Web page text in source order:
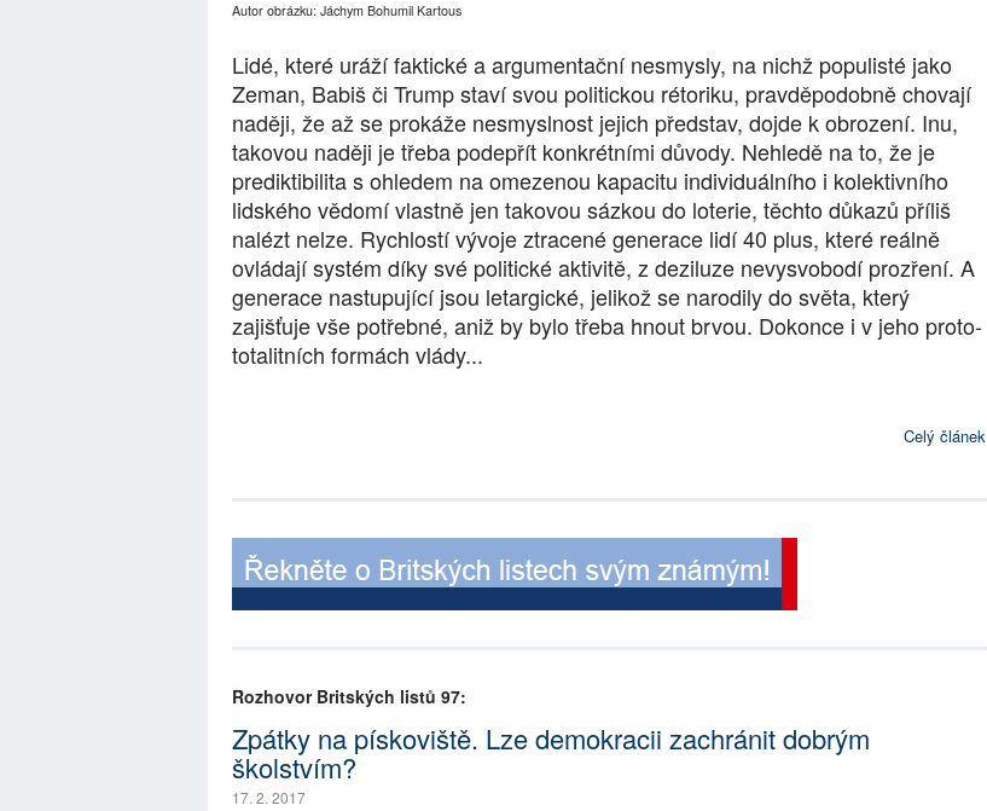
Autor obrázku: Jáchym Bohumil Kartous
Lidé, které uráží faktické a argumentační nesmysly, na nichž populisté jako
Zeman, Babiš či Trump staví svou politickou rétoriku, pravděpodobně chovají
naději, že až se prokáže nesmyslnost jejich představ, dojde k obrození. Inu,
takovou naději je třeba podepřít konkrétními důvody. Nehledě na to, že je
prediktibilita s ohledem na omezenou kapacitu individuálního i kolektivního
lidského vědomí vlastně jen takovou sázkou do loterie, těchto důkazů příliš
nalézt nelze. Rychlostí vývoje ztracené generace lidí 40 plus, které reálně
ovládají systém díky své politické aktivitě, z deziluze nevysvobodí prozření. A
generace nastupující jsou letargické, jelikož se narodily do světa, který
zajišťuje vše potřebné, aniž by bylo třeba hnout brvou. Dokonce i v jeho proto-
totalitních formách vlády...
Celý článek
Rozhovor Britských listů 97:
Zpátky na pískoviště. Lze demokracii zachránit dobrým
školstvím?
17. 2. 2017